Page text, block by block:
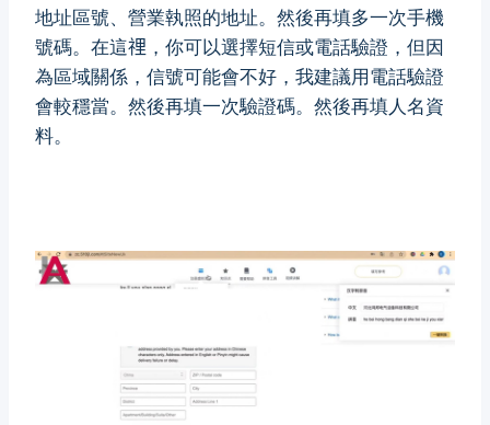
地址區號、營業執照的地址。然後再填多一次手機
號碼。在這𥚃，你可以選擇短信或電話驗證，但因
為區域關係，信號可能會不好，我建議用電話驗證
會較穩當。然後再填一次驗證碼。然後再填人名資
料。